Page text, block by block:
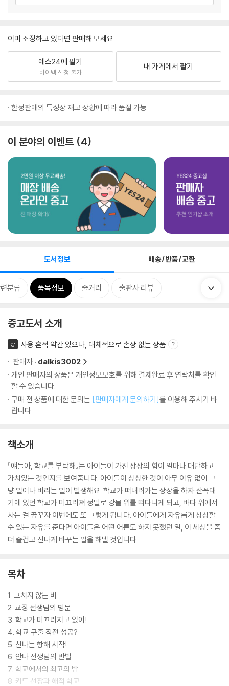
이미 소장하고 있다면 판매해 보세요.
예스24에 팔기
바이백 신청 불가
내 가게에서 팔기
한정판매의 특성상 재고 상황에 따라 품절 가능
이 분야의 이벤트 4
도서정보 배송/반품/교환
분류 품목정보 줄거리 출판사 리뷰
중고도서 소개
상
사용 흔적 약간 있으나, 대체적으로 손상 없는 상품
판매자 : dalkis3002
개인 판매자의 상품은 개인정보보호를 위해 결제완료 후 연락처를 확인
할 수 있습니다.
구매 전 상품에 대한 문의는 [판매자에게 문의하기]를 이용해 주시기 바
랍니다.
책소개
『얘들아, 학교를 부탁해』는 아이들이 가진 상상의 힘이 얼마나 대단하고
가치있는 것인지를 보여줍니다. 아이들이 상상한 것이 아무 이유 없이 그
냥 일어나 버리는 일이 발생해요. 학교가 떠내려가는 상상을 하자 산꼭대
기에 있던 학교가 미끄러져 정말로 강물 위를 떠다니게 되고, 바다 위에서
사는 걸 꿈꾸자 이번에도 또 그렇게 됩니다. 아이들에게 자유롭게 상상할
수 있는 자유를 준다면 아이들은 어떤 어른도 하지 못했던 일, 이 세상을 좀
더 즐겁고 신나게 바꾸는 일을 해낼 것입니다.
목차
1. 그치지 않는 비
2. 교장 선생님의 방문
3. 학교가 미끄러지고 있어!
4. 학교 구출 작전 성공?
5. 신나는 항해 시작!
6. 안나 선생님의 반발
7. 학교에서의 최고의 밤
8. 키드 선장과 해적 학교